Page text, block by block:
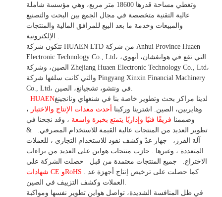
وتغطي مساحة قدرها 18600 متر مربع، وهي
مؤسسة شاملة
عالية التقنية متخصصة في مجال الجمع بين البحث والتصنيع
والمبيعات وخدمة ما بعد البيع للمرافق المالية والمنتجات
تتكون شركة HUAEN LTD من شركة Anhui Province Huaen
Electronic Technology Co., Ltd، التي تقع في هوانغشان، آنهوي،
الصين، وشركة Zhejiang Huaen Electronic Technology Co., Ltd،
والتي كانت سلفها شركة Pingyang Xinxin Financial Machinery
HUAENلدينا مراكز بحث وتطوير خاصة بنا في شنغهاي ونانجينغ
وهايربين، الصين. اشترينا وركبنا أحدث معدات الإنتاج والاختبار ،
وضممنا فريقًا فنيًا وإداريًا يتمتع بخبرة واسعة ، وقد نجحنا في
تطوير
العديد من المنتجات عالية القيمة للاستخدام المصرفي.
&
آلة الفرز،
جهاز عدّ وكشف نقود للاستخدام التجاري ، للعملات
المتعددة ، وغيرها
. حازت منتجات هواين على العديد من براءات
الاختراع.
جميع المنتجات معتمدة من قبل
حصلت الشركة على
شهادات CE وRoHS
في ظل المنافسة الشديدة، تواصل هواين تطوير نفسها ومواكبة